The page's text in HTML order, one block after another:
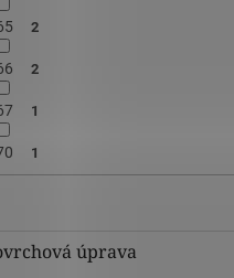
2
2
1
1
úprava